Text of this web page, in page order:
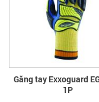
Găng tay Exxoguard
1P